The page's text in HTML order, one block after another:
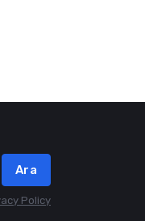
Ara
Policy